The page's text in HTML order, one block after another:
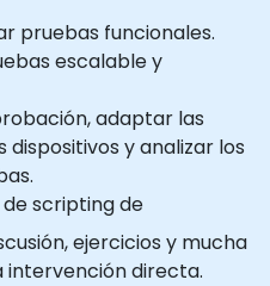
pruebas funcionales.
escalable y
adaptar las
y analizar los
scripting de
ejercicios y mucha
directa.